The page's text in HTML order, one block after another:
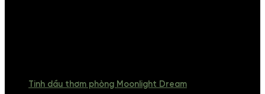
Tinh dầu thơm phòng Moonlight Dream